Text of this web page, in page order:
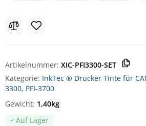
Artikelnummer: XIC-PFI3300-SET
Kategorie: InkTec ® Drucker Tinte für
3300, PFI-3700
Auf Lager
Gewicht: 1,40kg